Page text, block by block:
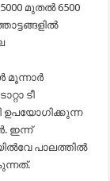
മുതൽ 6500
മൂന്നാര്‍
ടീ
ഉപയോഗിക്കുന്ന
ഇന്ന്
പാലത്തില്‍